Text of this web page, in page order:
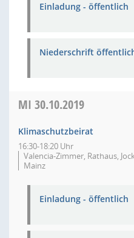
Einladung - öffentlich
Niederschrift
MI 30.10.2019
Klimaschutzbeirat
16:30-18:20 Uhr
Valencia-Zimmer, Rathaus,
Mainz
Einladung - öffentlich